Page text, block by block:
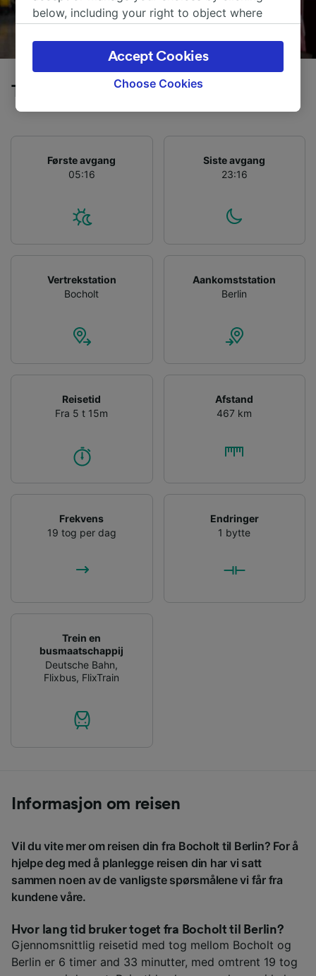
Tog fra Bocholt til Berlin
Første avgang
05:16
Siste avgang
23:16
Vertrekstation
Bocholt
Aankomststation
Berlin
Reisetid
Fra 5 t 15m
Afstand
467 km
Frekvens
19 tog per dag
Endringer
1 bytte
Trein en
busmaatschappij
Deutsche Bahn,
Flixbus, FlixTrain
Informasjon om reisen
Vil du vite mer om reisen din fra Bocholt til Berlin? For å
hjelpe deg med å planlegge reisen din har vi satt
sammen noen av de vanligste spørsmålene vi får fra
kundene våre.
Hvor lang tid bruker toget fra Bocholt til Berlin?
Gjennomsnittlig reisetid med tog mellom Bocholt og
Berlin er 6 timer and 33 minutter, med omtrent 19 tog
below, including your right to object where
the privacy policy page. These choices will be
signaled to our partners and will not affect
browsing data. Your data will not be used for
track you.
We and our partners process data to provide:
Use precise geolocation data. Actively scan
device characteristics for identification. Store
advertising and content measurement,
audience research and services development.
List of Partners
Choose Cookies
Accept Cookies